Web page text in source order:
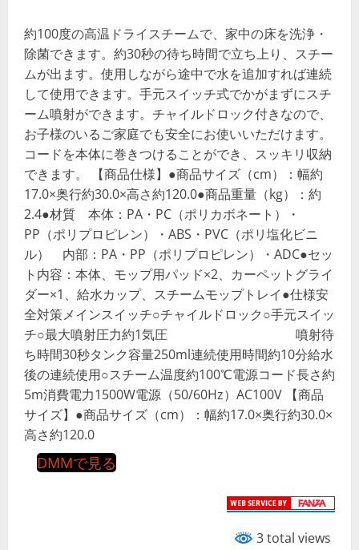
約100度の高温ドライスチームで、家中の床を洗浄・
除菌できます。約30秒の待ち時間で立ち上り、スチー
ムが出ます。使用しながら途中で水を追加すれば連続
して使用できます。手元スイッチ式でかがまずにスチ
ーム噴射ができます。チャイルドロック付きなので、
お子様のいるご家庭でも安全にお使いいただけます。
コードを本体に巻きつけることができ、スッキリ収納
できます。 【商品仕様】●商品サイズ（cm）：幅約
17.0×奥行約30.0×高さ約120.0●商品重量（kg）：約
2.4●材質 本体：PA・PC（ポリカボネート）・
PP（ポリプロピレン）・ABS・PVC（ポリ塩化ビニ
ル） 内部：PA・PP（ポリプロピレン）・ADC●セッ
ト内容：本体、モップ用パッド×2、カーペットグライ
ダー×1、給水カップ、スチームモップトレイ●仕様安
全対策メインスイッチ○チャイルドロック○手元スイッ
チ○最大噴射圧力約1気圧 噴射待
ち時間30秒タンク容量250ml連続使用時間約10分給水
後の連続使用○スチーム温度約100℃電源コード長さ約
5m消費電力1500W電源（50/60Hz）AC100V 【商品
サイズ】●商品サイズ（cm）：幅約17.0×奥行約30.0×
高さ約120.0
DMMで見る
3 total views